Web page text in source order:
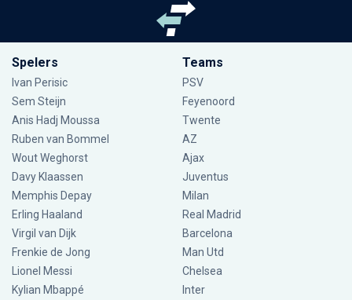
Spelers
Ivan Perisic
Sem Steijn
Anis Hadj Moussa
Ruben van Bommel
Wout Weghorst
Davy Klaassen
Memphis Depay
Erling Haaland
Virgil van Dijk
Frenkie de Jong
Lionel Messi
Kylian Mbappé
Teams
PSV
Feyenoord
Twente
AZ
Ajax
Juventus
Milan
Real Madrid
Barcelona
Man Utd
Chelsea
Inter